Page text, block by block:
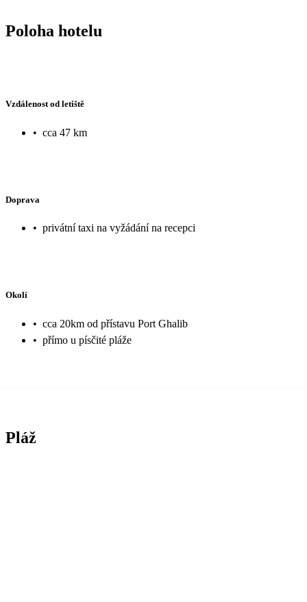
Poloha hotelu
Vzdálenost od letiště
• cca 47 km
Doprava
• privátní taxi na vyžádání na recepci
Okolí
• cca 20km od přístavu Port Ghalib
• přímo u písčité pláže
Pláž